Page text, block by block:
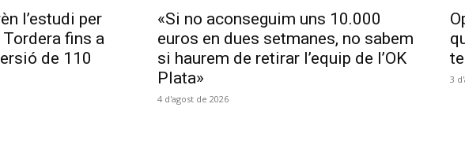
l’estudi per
fins a
de 110
«Si no aconseguim uns 10.000
euros en dues setmanes, no sabem
si haurem de retirar l’equip de l’OK
Plata»
4 d'agost de 2026
3